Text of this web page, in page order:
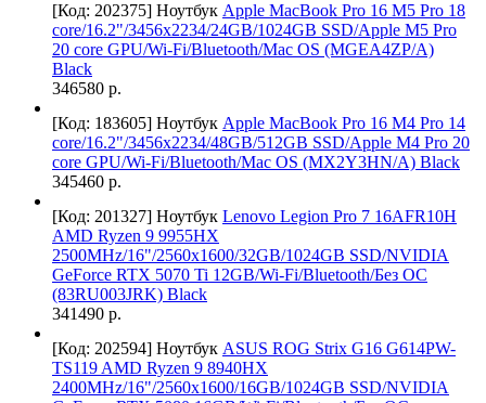
[Код: 202375] Ноутбук Apple MacBook Pro 16 M5 Pro 18
core/16.2"/3456x2234/24GB/1024GB SSD/Apple M5 Pro
20 core GPU/Wi-Fi/Bluetooth/Mac OS (MGEA4ZP/A)
Black
346580 р.
[Код: 183605] Ноутбук Apple MacBook Pro 16 M4 Pro 14
core/16.2"/3456x2234/48GB/512GB SSD/Apple M4 Pro 20
core GPU/Wi-Fi/Bluetooth/Mac OS (MX2Y3HN/A) Black
345460 р.
[Код: 201327] Ноутбук Lenovo Legion Pro 7 16AFR10H
AMD Ryzen 9 9955HX
2500MHz/16"/2560x1600/32GB/1024GB SSD/NVIDIA
GeForce RTX 5070 Ti 12GB/Wi-Fi/Bluetooth/Без ОС
(83RU003JRK) Black
341490 р.
[Код: 202594] Ноутбук ASUS ROG Strix G16 G614PW-
TS119 AMD Ryzen 9 8940HX
2400MHz/16"/2560х1600/16GB/1024GB SSD/NVIDIA